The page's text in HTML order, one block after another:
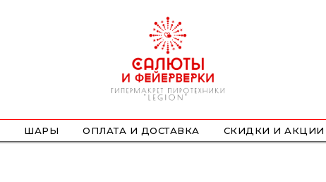
ШАРЫ ОПЛАТА И ДОСТАВКА СКИДКИ И АКЦИИ